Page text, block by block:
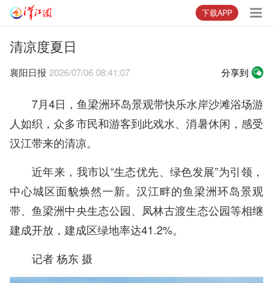
下载APP
清凉度夏日
襄阳日报 2026/07/06 08:41:07 分享到
7月4日，鱼梁洲环岛景观带快乐水岸沙滩浴场游
人如织，众多市民和游客到此戏水、消暑休闲，感受
汉江带来的清凉。
近年来，我市以“生态优先、绿色发展”为引领，
中心城区面貌焕然一新。汉江畔的鱼梁洲环岛景观
带、鱼梁洲中央生态公园、凤林古渡生态公园等相继
建成开放，建成区绿地率达41.2%。
记者 杨东 摄